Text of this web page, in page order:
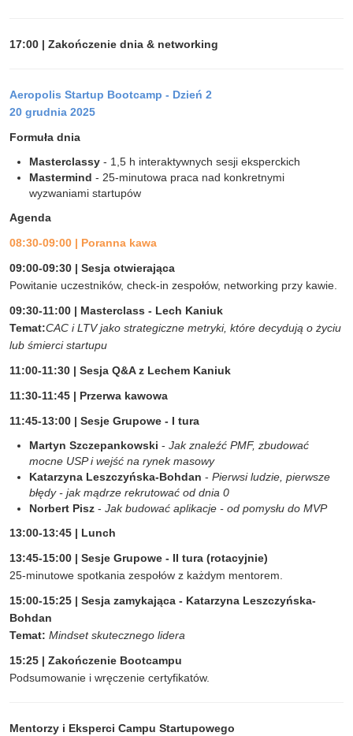
17:00 | Zakończenie dnia & networking
Aeropolis Startup Bootcamp - Dzień 2
20 grudnia 2025
Formuła dnia
Masterclassy - 1,5 h interaktywnych sesji eksperckich
Mastermind - 25-minutowa praca nad konkretnymi
wyzwaniami startupów
Agenda
08:30-09:00 | Poranna kawa
09:00-09:30 | Sesja otwierająca
Powitanie uczestników, check-in zespołów, networking przy kawie.
09:30-11:00 | Masterclass - Lech Kaniuk
Temat:CAC i LTV jako strategiczne metryki, które decydują o życiu
lub śmierci startupu
11:00-11:30 | Sesja Q&A z Lechem Kaniuk
11:30-11:45 | Przerwa kawowa
11:45-13:00 | Sesje Grupowe - I tura
Martyn Szczepankowski - Jak znaleźć PMF, zbudować
mocne USP i wejść na rynek masowy
Katarzyna Leszczyńska-Bohdan - Pierwsi ludzie, pierwsze
błędy - jak mądrze rekrutować od dnia 0
Norbert Pisz - Jak budować aplikacje - od pomysłu do MVP
13:00-13:45 | Lunch
13:45-15:00 | Sesje Grupowe - II tura (rotacyjnie)
25-minutowe spotkania zespołów z każdym mentorem.
15:00-15:25 | Sesja zamykająca - Katarzyna Leszczyńska-
Bohdan
Temat: Mindset skutecznego lidera
15:25 | Zakończenie Bootcampu
Podsumowanie i wręczenie certyfikatów.
Mentorzy i Eksperci Campu Startupowego